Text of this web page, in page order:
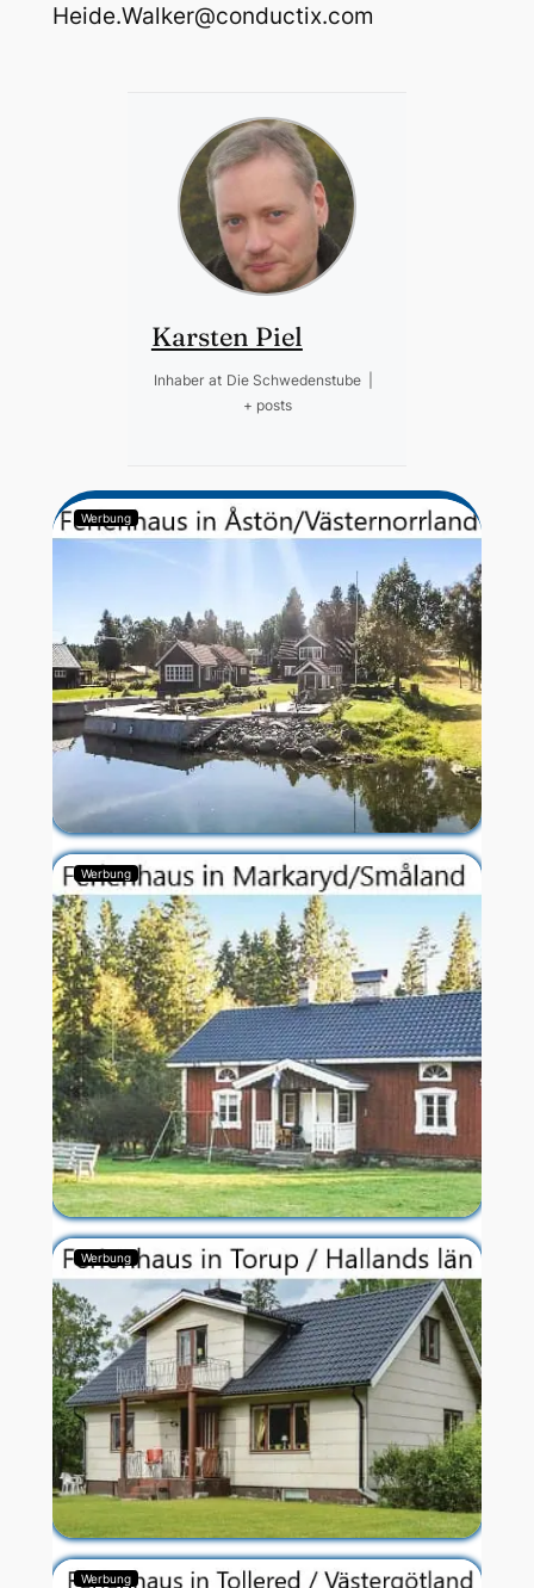
Heide.Walker@conductix.com
Karsten Piel
Inhaber at Die Schwedenstube
+ posts
Werbung
Werbung
Werbung
Werbung